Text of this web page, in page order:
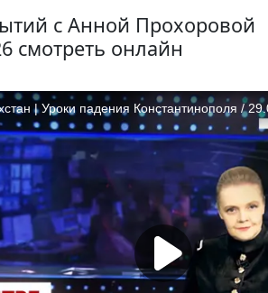
с Анной Прохоровой
смотреть онлайн